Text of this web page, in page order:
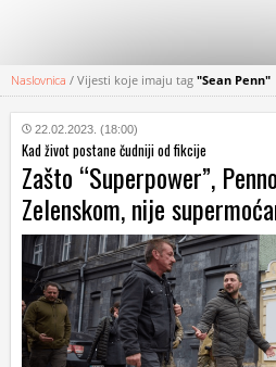
KATEGORIJE
HRVATSKI
WEB
Naslovnica / Vijesti koje imaju tag "Sean Penn"
22.02.2023. (18:00)
Kad život postane čudniji od fikcije
Zašto “Superpower”,
Zelenskom, nije